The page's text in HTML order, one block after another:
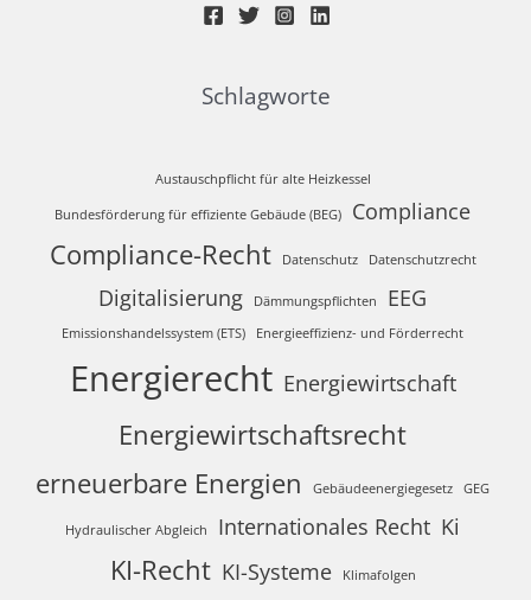
Schlagworte
Austauschpflicht für alte Heizkessel
Bundesförderung für effiziente Gebäude (BEG) Compliance
Compliance-Recht Datenschutz Datenschutzrecht
Digitalisierung Dämmungspflichten EEG
Emissionshandelssystem (ETS) Energieeffizienz- und Förderrecht
Energierecht Energiewirtschaft
Energiewirtschaftsrecht
erneuerbare Energien
Gebäudeenergiegesetz GEG
Hydraulischer Abgleich Internationales Recht Ki
KI-Recht KI-Systeme Klimafolgen